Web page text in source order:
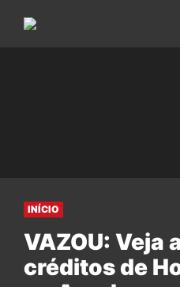
INÍCIO
VAZOU: Veja
créditos de